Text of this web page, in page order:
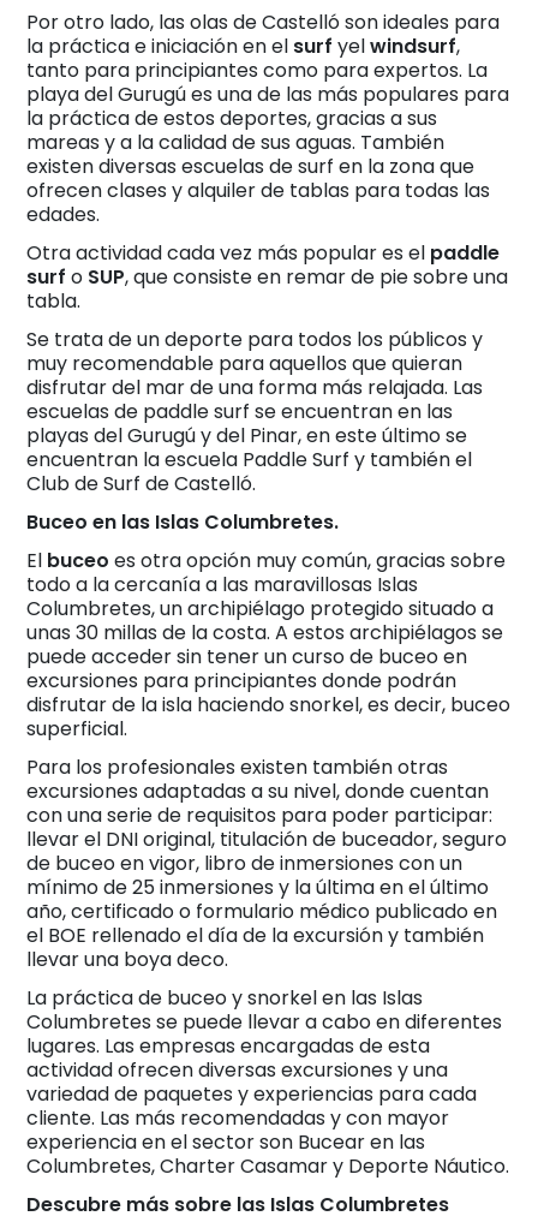
Por otro lado, las olas de Castelló son ideales para
la práctica e iniciación en el surfyelwindsurf,
tanto para principiantes como para expertos. La
playa del Gurugú es una de las más populares para
la práctica de estos deportes, gracias a sus
mareas y a la calidad de sus aguas. También
existen diversas escuelas de surf en la zona que
ofrecen clases y alquiler de tablas para todas las
edades.
Otra actividad cada vez más popular es el paddle
surf o SUP, que consiste en remar de pie sobre una
tabla.
Se trata de un deporte para todos los públicos y
muy recomendable para aquellos que quieran
disfrutar del mar de una forma más relajada. Las
escuelas de paddle surf se encuentran en las
playas del Gurugú y del Pinar, en este último se
encuentran la escuela Paddle Surf y también el
Club de Surf de Castelló.
Buceo en las Islas Columbretes.
El buceo es otra opción muy común, gracias sobre
todo a la cercanía a las maravillosas Islas
Columbretes, un archipiélago protegido situado a
unas 30 millas de la costa. A estos archipiélagos se
puede acceder sin tener un curso de buceo en
excursiones para principiantes donde podrán
disfrutar de la isla haciendo snorkel, es decir, buceo
superficial.
Para los profesionales existen también otras
excursiones adaptadas a su nivel, donde cuentan
con una serie de requisitos para poder participar:
llevar el DNI original, titulación de buceador, seguro
de buceo en vigor, libro de inmersiones con un
mínimo de 25 inmersiones y la última en el último
año, certificado o formulario médico publicado en
el BOE rellenado el día de la excursión y también
llevar una boya deco.
La práctica de buceo y snorkel en las Islas
Columbretes se puede llevar a cabo en diferentes
lugares. Las empresas encargadas de esta
actividad ofrecen diversas excursiones y una
variedad de paquetes y experiencias para cada
cliente. Las más recomendadas y con mayor
experiencia en el sector son Bucear en las
Columbretes, Charter Casamar y Deporte Náutico.
Descubre más sobre las Islas Columbretes